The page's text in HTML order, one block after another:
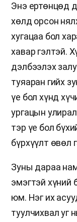
Энэ ертөнцөд
хөлд орсон
хугацаа бол
хавар гэлтэй.
дэлбээлэх
туяаран гийх
үе бол хүнд
ургацын
тэр үе бол
бүрхүүлт өвөл
Зуны дараа
эмэгтэй хүний
юм. Нэг их
туулчихвал уг